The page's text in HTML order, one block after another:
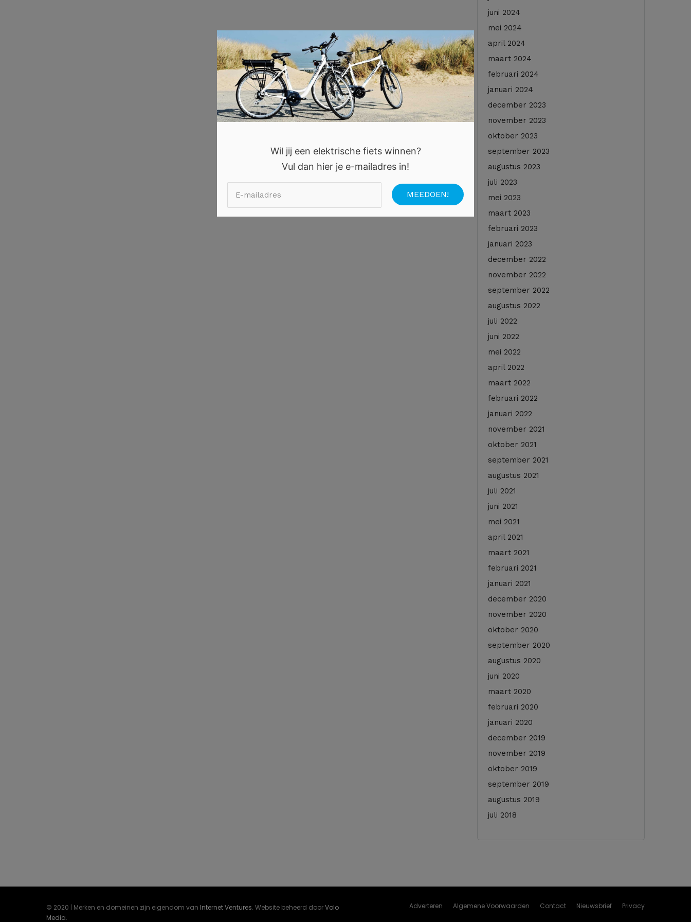
juni 2024
mei 2024
april 2024
maart 2024
februari 2024
januari 2024
december 2023
november 2023
oktober 2023
september 2023
augustus 2023
juli 2023
mei 2023
maart 2023
februari 2023
januari 2023
december 2022
november 2022
september 2022
augustus 2022
juli 2022
juni 2022
mei 2022
april 2022
maart 2022
februari 2022
januari 2022
november 2021
oktober 2021
september 2021
augustus 2021
juli 2021
juni 2021
mei 2021
april 2021
maart 2021
februari 2021
januari 2021
december 2020
november 2020
oktober 2020
september 2020
augustus 2020
juni 2020
maart 2020
februari 2020
januari 2020
december 2019
november 2019
oktober 2019
september 2019
augustus 2019
juli 2018
Adverteren Algemene Voorwaarden Contact Nieuwsbrief Privacy
© 2020 | Merken en domeinen zijn eigendom van Internet Ventures. Website beheerd doorVolo
Media.
Wil jij een elektrische fiets winnen?
Vul dan hier je e-mailadres in!
×